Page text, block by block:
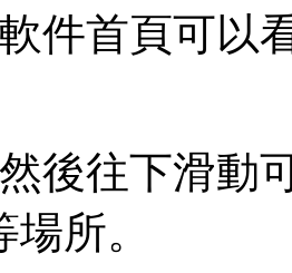
件首頁可以
後往下滑動
所。